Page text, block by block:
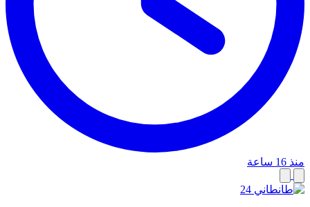
منذ 16 ساعة